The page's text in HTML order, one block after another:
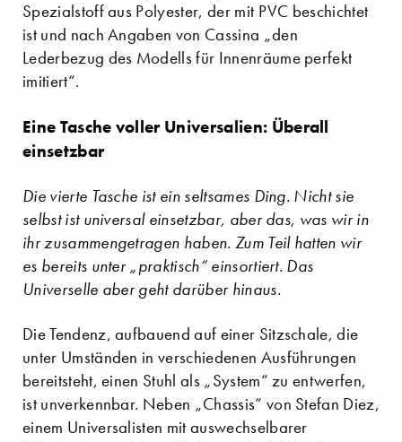
Spezialstoff aus Polyester, der mit PVC beschichtet
ist und nach Angaben von Cassina „den
Lederbezug des Modells für Innenräume perfekt
imitiert“.
Eine Tasche voller Universalien: Überall
einsetzbar
Die vierte Tasche ist ein seltsames Ding. Nicht sie
selbst ist universal einsetzbar, aber das, was wir in
ihr zusammengetragen haben. Zum Teil hatten wir
es bereits unter „praktisch“ einsortiert. Das
Universelle aber geht darüber hinaus.
Die Tendenz, aufbauend auf einer Sitzschale, die
unter Umständen in verschiedenen Ausführungen
bereitsteht, einen Stuhl als „System“ zu entwerfen,
ist unverkennbar. Neben „Chassis“ von Stefan Diez,
einem Universalisten mit auswechselbarer